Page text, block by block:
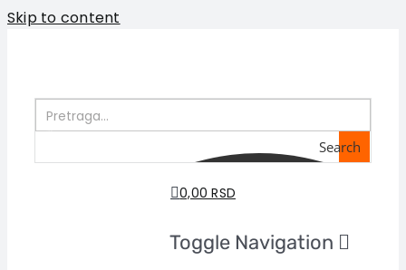
Skip to content
Search
0,00 RSD
Toggle Navigation